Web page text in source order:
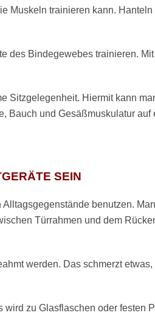
Muskeln trainieren kann.
des Bindegewebes trainieren.
Sitzgelegenheit. Hiermit kann
Bauch und Gesäßmuskulatur auf
SEIN
benutzen.
Türrahmen und dem
werden. Das schmerzt
zu Glasflaschen oder festen